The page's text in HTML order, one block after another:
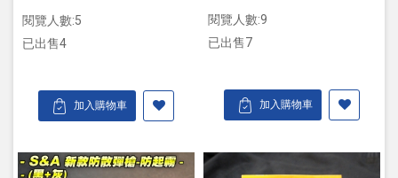
閱覽人數:5
已出售4
加入購物車
閱覽人數:9
已出售7
加入購物車